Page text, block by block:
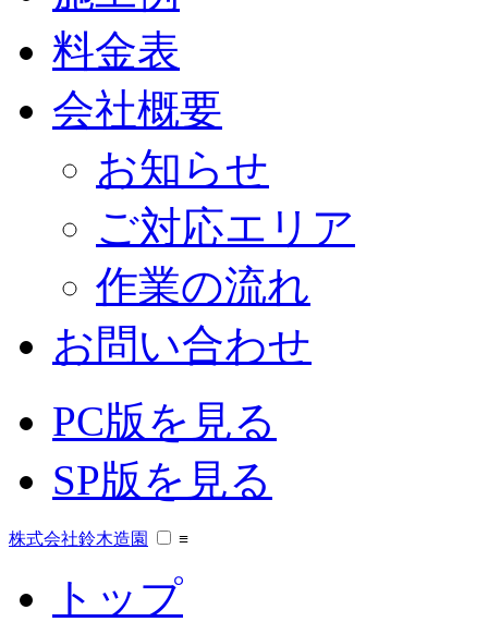
料金表
会社概要
お知らせ
ご対応エリア
作業の流れ
お問い合わせ
PC版を見る
SP版を見る
株式会社鈴木造園 ≡
トップ